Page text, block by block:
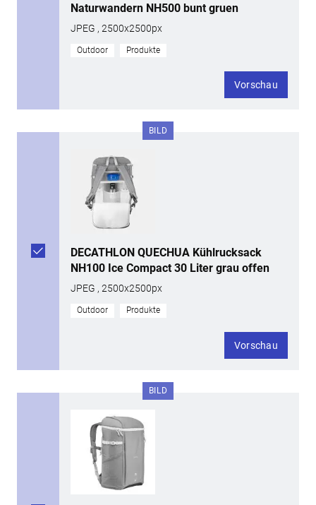
Naturwandern NH500 bunt gruen
JPEG , 2500x2500px
Outdoor Produkte
Vorschau
BILD
DECATHLON QUECHUA Kühlrucksack
NH100 Ice Compact 30 Liter grau offen
JPEG , 2500x2500px
Outdoor Produkte
Vorschau
BILD